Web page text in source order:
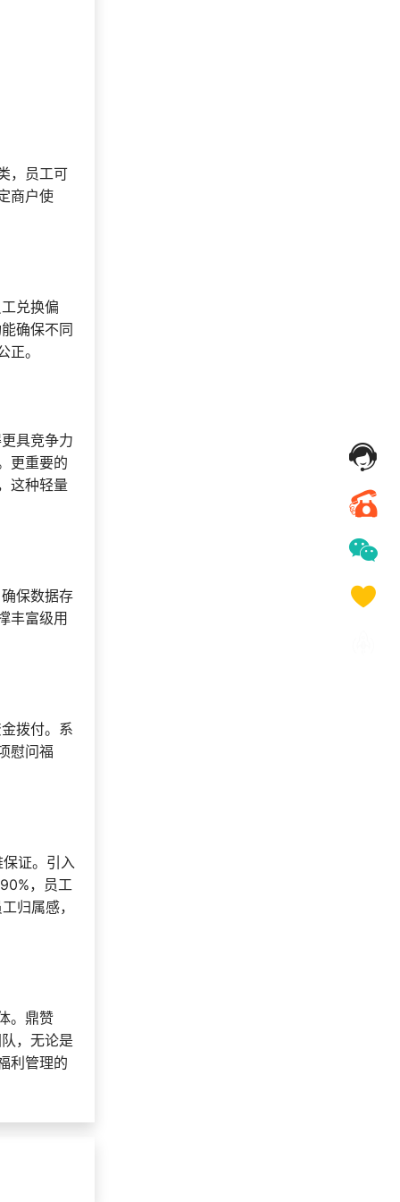
，员工可
商户使
兑换偏
确保不同
。
具竞争力
更重要的
这种轻量
保数据存
丰富级用
拨付。系
慰问福
证。引入
，员工
归属感，
。鼎赞
，无论是
利管理的